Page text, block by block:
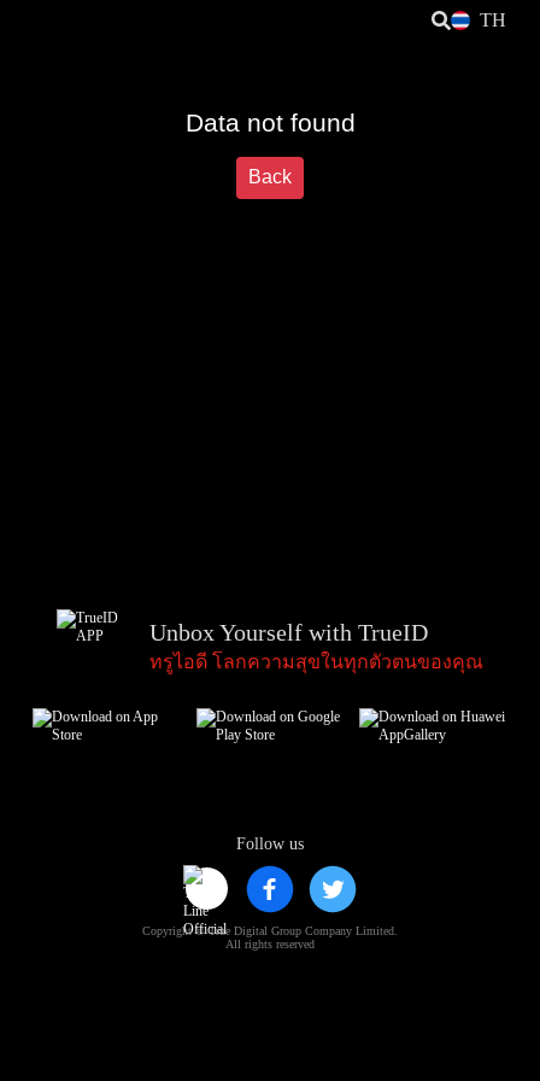
TH
Data not found
Back
Follow us
Copyright © True Digital Group Company Limited.
All rights reserved
Unbox Yourself with TrueID
ทรูไอดี โลกความสุขในทุกตัวตนของคุณ